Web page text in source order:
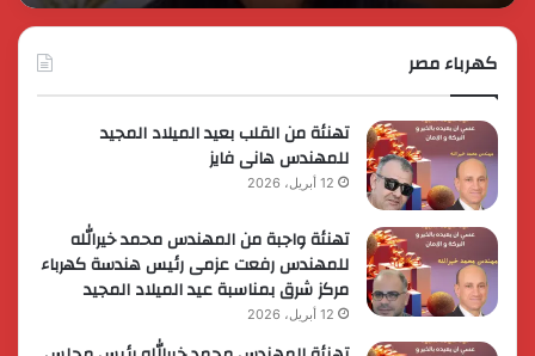
عضوية
المجموعة
الوزارية
كهرباء مصر
تهنئة من القلب بعيد الميلاد المجيد
للمهندس هانى فايز
12 أبريل، 2026
تهنئة واجبة من المهندس محمد خيرالله
للمهندس رفعت عزمى رئيس هندسة كهرباء
مركز شرق بمناسبة عيد الميلاد المجيد
12 أبريل، 2026